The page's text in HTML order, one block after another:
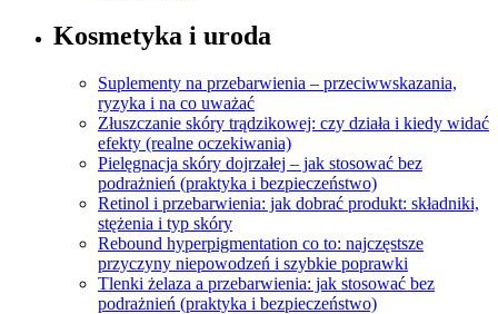
Kosmetyka i uroda
Suplementy na przebarwienia – przeciwwskazania,
ryzyka i na co uważać
Złuszczanie skóry trądzikowej: czy działa i kiedy widać
efekty (realne oczekiwania)
Pielęgnacja skóry dojrzałej – jak stosować bez
podrażnień (praktyka i bezpieczeństwo)
Retinol i przebarwienia: jak dobrać produkt: składniki,
stężenia i typ skóry
Rebound hyperpigmentation co to: najczęstsze
przyczyny niepowodzeń i szybkie poprawki
Tlenki żelaza a przebarwienia: jak stosować bez
podrażnień (praktyka i bezpieczeństwo)